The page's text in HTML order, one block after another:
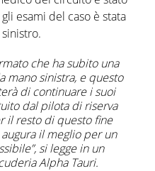
esami del caso è stata
che ha subito una
mano sinistra, e questo
di continuare i suoi
dal pilota di riserva
il resto di questo fine
il meglio per un
, si legge in un
Alpha Tauri.